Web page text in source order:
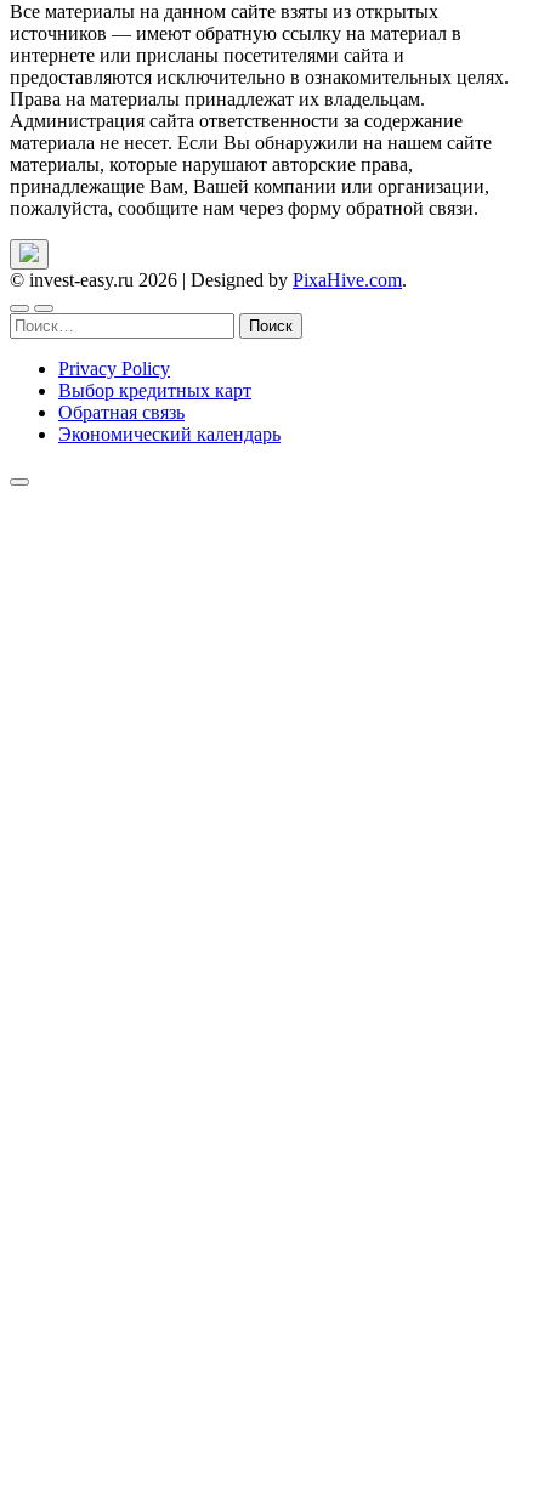
Все материалы на данном сайте взяты из открытых
источников — имеют обратную ссылку на материал в
интернете или присланы посетителями сайта и
предоставляются исключительно в ознакомительных целях.
Права на материалы принадлежат их владельцам.
Администрация сайта ответственности за содержание
материала не несет. Если Вы обнаружили на нашем сайте
материалы, которые нарушают авторские права,
принадлежащие Вам, Вашей компании или организации,
пожалуйста, сообщите нам через форму обратной связи.
© invest-easy.ru 2026 | Designed by PixaHive.com.
Найти:
Privacy Policy
Выбор кредитных карт
Обратная связь
Экономический календарь